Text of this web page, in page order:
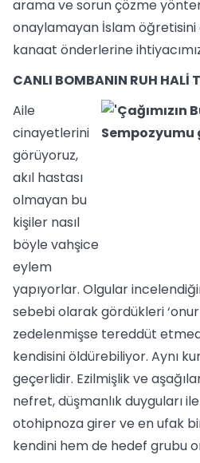
arama ve sorun çözme
onaylamayan İslam
kanaat önderlerine
CANLI BOMBANIN RUH HALİ
Aile
cinayetlerini
görüyoruz,
akıl hastası
olmayan bu
kişiler nasıl
böyle vahşice
eylem
yapıyorlar. Olgular
sebebi olarak gördükleri
zedelenmişse tereddüt
kendisini öldürebiliyor. Aynı
geçerlidir. Ezilmişlik ve
nefret, düşmanlık duyguları ile
otohipnoza girer ve en ufak
kendini hem de hedef grubu